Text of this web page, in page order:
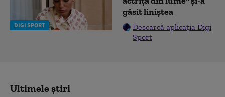
DIGI SPORT
găsit liniștea
Descarcă aplicația Digi
Sport
Ultimele știri